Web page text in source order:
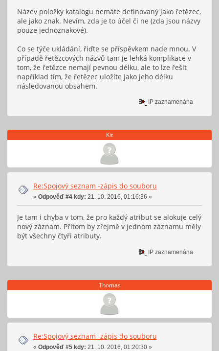
Název položky katalogu nemáte definovaný jako řetězec,
ale jako znak. Nevím, zda je to účel či ne (zda jsou názvy
pouze jednoznakové).
Co se týče ukládání, řiďte se příspěvkem nade mnou. V
případě řetězcových názvů tam je lehká komplikace v
tom, že řetězce nemají pevnou délku, ale to lze řešit
například tím, že řetězec uložíte jako jeho délku
následovanou obsahem.
IP zaznamenána
Kit
Re:Spojový seznam -zápis do souboru
« Odpověď #4 kdy: 21. 10. 2016, 01:16:36 »
Je tam i chyba v tom, že pro každý atribut se alokuje celý
nový záznam. Přitom by zřejmě v jednom záznamu měly
být všechny čtyři atributy.
IP zaznamenána
Thomas
Re:Spojový seznam -zápis do souboru
« Odpověď #5 kdy: 21. 10. 2016, 01:20:30 »